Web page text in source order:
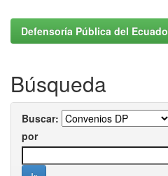
Defensoría Pública del
Búsqueda
Buscar:
por